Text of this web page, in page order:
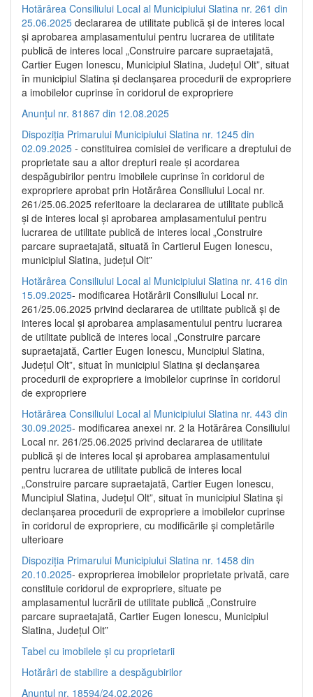
Hotărârea Consiliului Local al Municipiului Slatina nr. 261 din
25.06.2025 declararea de utilitate publică și de interes local
și aprobarea amplasamentului pentru lucrarea de utilitate
publică de interes local „Construire parcare supraetajată,
Cartier Eugen Ionescu, Municipiul Slatina, Județul Olt”, situat
în municipiul Slatina și declanșarea procedurii de expropriere
a imobilelor cuprinse în coridorul de expropriere
Anunțul nr. 81867 din 12.08.2025
Dispoziția Primarului Municipiului Slatina nr. 1245 din
02.09.2025 - constituirea comisiei de verificare a dreptului de
proprietate sau a altor drepturi reale și acordarea
despăgubirilor pentru imobilele cuprinse în coridorul de
expropriere aprobat prin Hotărârea Consiliului Local nr.
261/25.06.2025 referitoare la declararea de utilitate publică
și de interes local și aprobarea amplasamentului pentru
lucrarea de utilitate publică de interes local „Construire
parcare supraetajată, situată în Cartierul Eugen Ionescu,
municipiul Slatina, județul Olt”
Hotărârea Consiliului Local al Municipiului Slatina nr. 416 din
15.09.2025- modificarea Hotărârii Consiliului Local nr.
261/25.06.2025 privind declararea de utilitate publică și de
interes local și aprobarea amplasamentului pentru lucrarea
de utilitate publică de interes local „Construire parcare
supraetajată, Cartier Eugen Ionescu, Muncipiul Slatina,
Județul Olt”, situat în municipiul Slatina și declanșarea
procedurii de expropriere a imobilelor cuprinse în coridorul
de expropriere
Hotărârea Consiliului Local al Municipiului Slatina nr. 443 din
30.09.2025- modificarea anexei nr. 2 la Hotărârea Consiliului
Local nr. 261/25.06.2025 privind declararea de utilitate
publică şi de interes local şi aprobarea amplasamentului
pentru lucrarea de utilitate publică de interes local
„Construire parcare supraetajată, Cartier Eugen Ionescu,
Muncipiul Slatina, Judeţul Olt”, situat în municipiul Slatina şi
declanşarea procedurii de expropriere a imobilelor cuprinse
în coridorul de expropriere, cu modificările şi completările
ulterioare
Dispoziția Primarului Municipiului Slatina nr. 1458 din
20.10.2025- exproprierea imobilelor proprietate privată, care
constituie coridorul de expropriere, situate pe
amplasamentul lucrării de utilitate publică „Construire
parcare supraetajată, Cartier Eugen Ionescu, Municipiul
Slatina, Județul Olt”
Tabel cu imobilele și cu proprietarii
Hotărâri de stabilire a despăgubirilor
Anunțul nr. 18594/24.02.2026